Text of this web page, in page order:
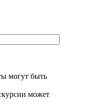
могут быть
может